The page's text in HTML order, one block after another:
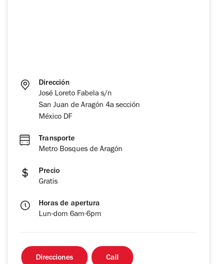
Dirección
José Loreto Fabela s/n
San Juan de Aragón 4a sección
México DF
Transporte
Metro Bosques de Aragón
Precio
Gratis
Horas de apertura
Lun-dom 6am-6pm
Direcciones Call